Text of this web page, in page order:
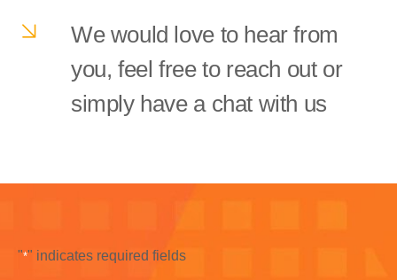
We would love to hear from
you, feel free to reach out or
simply have a chat with us
"*" indicates required fields